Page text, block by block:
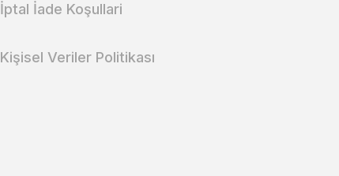
İptal İade Koşullari
Kişisel Veriler Politikası